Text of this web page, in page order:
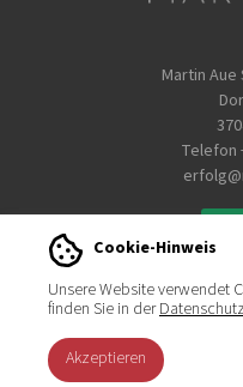
Martin
Telefon
AGB Sitemap
Cookie-Hinweis
Unsere Website verwendet
finden Sie in der
Akzeptieren